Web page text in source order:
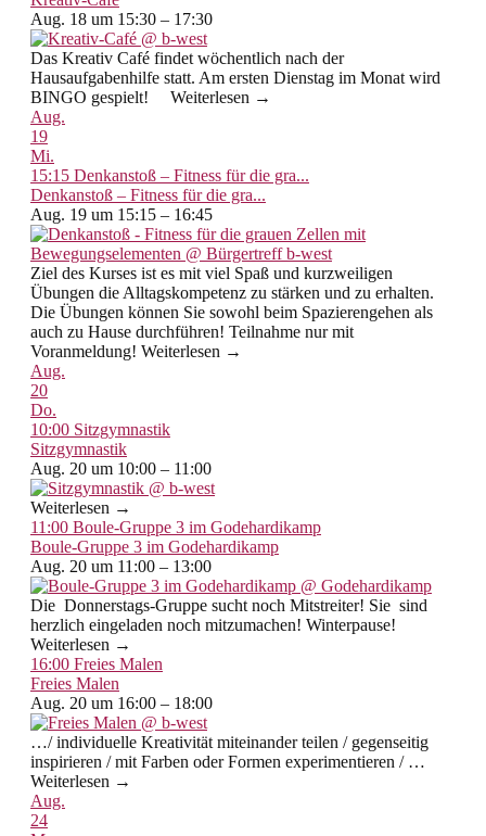
Aug. 18 um 15:30 – 17:30
Das Kreativ Café findet wöchentlich nach der
Hausaufgabenhilfe statt. Am ersten Dienstag im Monat wird
BINGO gespielt! Weiterlesen →
Aug.
19
Mi.
15:15 Denkanstoß – Fitness für die gra...
Denkanstoß – Fitness für die gra...
Aug. 19 um 15:15 – 16:45
Ziel des Kurses ist es mit viel Spaß und kurzweiligen
Übungen die Alltagskompetenz zu stärken und zu erhalten.
Die Übungen können Sie sowohl beim Spazierengehen als
auch zu Hause durchführen! Teilnahme nur mit
Voranmeldung! Weiterlesen →
Aug.
20
Do.
10:00 Sitzgymnastik
Sitzgymnastik
Aug. 20 um 10:00 – 11:00
Weiterlesen →
11:00 Boule-Gruppe 3 im Godehardikamp
Boule-Gruppe 3 im Godehardikamp
Aug. 20 um 11:00 – 13:00
Die Donnerstags-Gruppe sucht noch Mitstreiter! Sie sind
herzlich eingeladen noch mitzumachen! Winterpause!
Weiterlesen →
16:00 Freies Malen
Freies Malen
Aug. 20 um 16:00 – 18:00
…/ individuelle Kreativität miteinander teilen / gegenseitig
inspirieren / mit Farben oder Formen experimentieren / …
Weiterlesen →
Aug.
24